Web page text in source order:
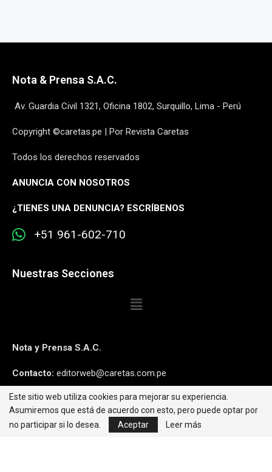
Nota & Prensa S.A.C.
Av. Guardia Civil 1321, Oficina 1802, Surquillo, Lima - Perú
Copyright ©caretas.pe | Por Revista Caretas
Todos los derechos reservados
ANUNCIA CON NOSOTROS
¿TIENES UNA DENUNCIA? ESCRÍBENOS
+51 961-602-710
Nuestras Secciones
Nota y Prensa S.A.C.
Contacto: editorweb@caretas.com.pe
Síguenos:
Este sitio web utiliza cookies para mejorar su experiencia.
Asumiremos que está de acuerdo con esto, pero puede optar por
no participar si lo desea.
Aceptar Leer más